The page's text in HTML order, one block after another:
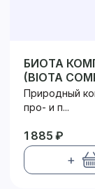
БИОТА
(BIOTA
Природный
про- и п...
1 885 ₽
+